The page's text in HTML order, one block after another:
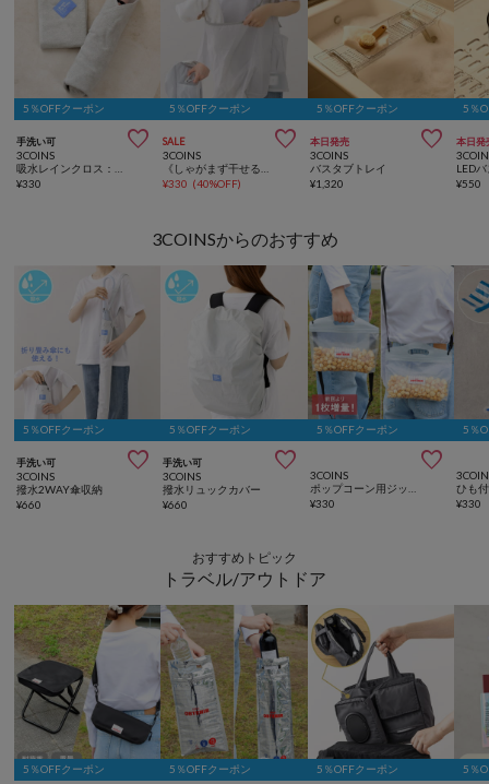
5％OFFクーポン
手洗い可 
3COINS
¥330
5％OFFクーポン
SALE 
3COINS
¥330 (40%OFF)
5％OFFクーポン
本日発売 
3COINS
バスタブトレイ
¥1,320
5％
本日発
LED
¥550
3COINSからのおすすめ
5％OFFクーポン
手洗い可 
3COINS
撥水2WAY傘収納
¥660
5％OFFクーポン
手洗い可 
3COINS
撥水リュックカバー
¥660
5％OFFクーポン

3COINS
¥330
5％
¥330
おすすめトピック
トラベル/アウトドア
5％OFFクーポン 5％OFFクーポン 5％OFFクーポン 5％